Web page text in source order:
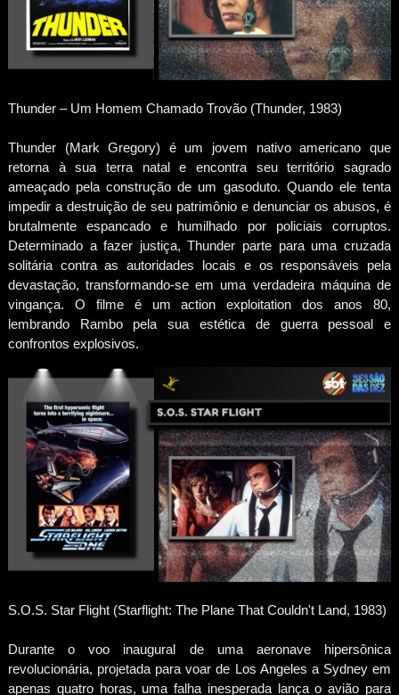
Thunder – Um Homem Chamado Trovão (Thunder, 1983)
Thunder (Mark Gregory) é um jovem nativo americano que
retorna à sua terra natal e encontra seu território sagrado
ameaçado pela construção de um gasoduto. Quando ele tenta
impedir a destruição de seu patrimônio e denunciar os abusos, é
brutalmente espancado e humilhado por policiais corruptos.
Determinado a fazer justiça, Thunder parte para uma cruzada
solitária contra as autoridades locais e os responsáveis pela
devastação, transformando-se em uma verdadeira máquina de
vingança. O filme é um action exploitation dos anos 80,
lembrando Rambo pela sua estética de guerra pessoal e
confrontos explosivos.
S.O.S. Star Flight (Starflight: The Plane That Couldn't Land, 1983)
Durante o voo inaugural de uma aeronave hipersônica
revolucionária, projetada para voar de Los Angeles a Sydney em
apenas quatro horas, uma falha inesperada lança o avião para